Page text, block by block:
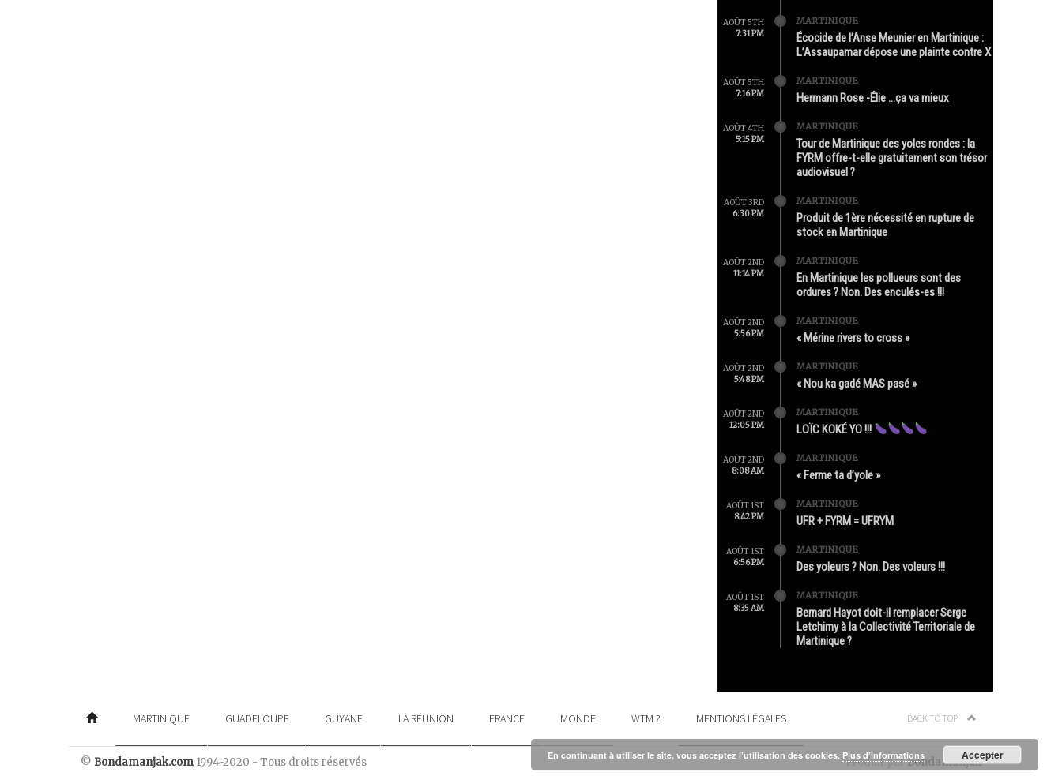
AOÛT 5TH
7:31 PM
MARTINIQUE
Écocide de l’Anse Meunier en Martinique :
L’Assaupamar dépose une plainte contre X
AOÛT 5TH
7:16 PM
MARTINIQUE
Hermann Rose -Élie …ça va mieux
AOÛT 4TH
5:15 PM
MARTINIQUE
Tour de Martinique des yoles rondes : la
FYRM offre-t-elle gratuitement son trésor
audiovisuel ?
AOÛT 3RD
6:30 PM
MARTINIQUE
Produit de 1ère nécessité en rupture de
stock en Martinique
AOÛT 2ND
11:14 PM
MARTINIQUE
En Martinique les pollueurs sont des
ordures ? Non. Des enculés-es !!!
AOÛT 2ND
5:56 PM
MARTINIQUE
« Mérine rivers to cross »
AOÛT 2ND
5:48 PM
MARTINIQUE
« Nou ka gadé MAS pasé »
AOÛT 2ND
12:05 PM
MARTINIQUE
LOÏC KOKÉ YO !!!
AOÛT 2ND
8:08 AM
MARTINIQUE
« Ferme ta d’yole »
AOÛT 1ST
8:42 PM
MARTINIQUE
UFR + FYRM = UFRYM
AOÛT 1ST
6:56 PM
MARTINIQUE
Des yoleurs ? Non. Des voleurs !!!
AOÛT 1ST
8:35 AM
MARTINIQUE
Bernard Hayot doit-il remplacer Serge
Letchimy à la Collectivité Territoriale de
Martinique ?
MARTINIQUE GUADELOUPE GUYANE LA RÉUNION FRANCE MONDE WTM ? MENTIONS LÉGALES BACK TO TOP
© Bondamanjak.com 1994-2020 - Tous droits réservés Produit parBondamanjak
En continuant à utiliser le site, vous acceptez l’utilisation des cookies. Plus d’informations Accepter